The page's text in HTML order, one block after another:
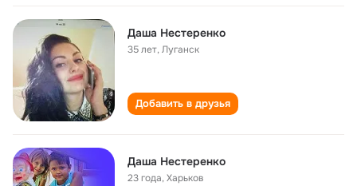
Даша Нестеренко
35 лет,Луганск
Добавить в друзья
Даша Нестеренко
23 года,Харьков